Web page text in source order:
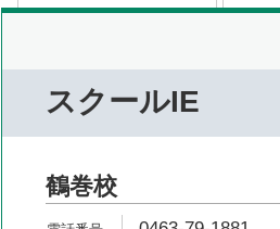
スクールIE
鶴巻校